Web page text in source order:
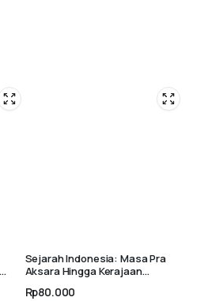
Sejarah Indonesia: Masa Pra
Aksara Hingga Kerajaan
Rp80.000